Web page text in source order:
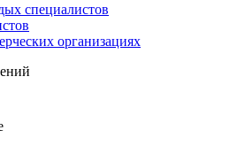
специалистов
организациях